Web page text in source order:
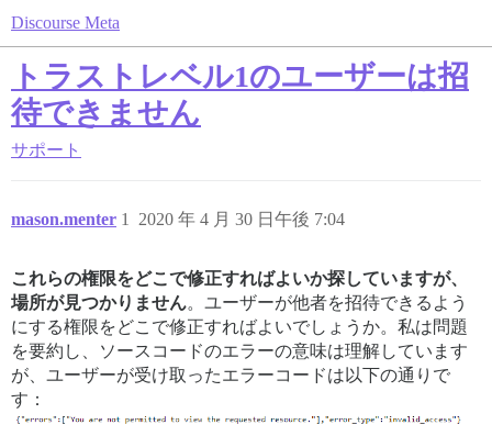
Discourse Meta
トラストレベル1のユーザーは招
待できません
サポート
mason.menter 2020 年 4 月 30 日午後 7:04
1
これらの権限をどこで修正すればよいか探していますが、
場所が見つかりません。ユーザーが他者を招待できるよう
にする権限をどこで修正すればよいでしょうか。私は問題
を要約し、ソースコードのエラーの意味は理解しています
が、ユーザーが受け取ったエラーコードは以下の通りで
す：